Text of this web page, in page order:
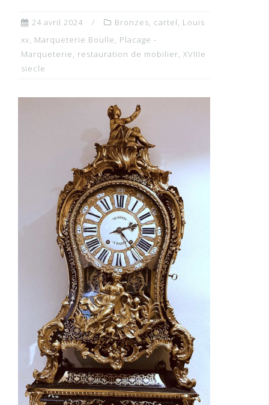
24 avril 2024 Bronzes, cartel, Louis
xv, Marqueterie Boulle, Placage -
Marqueterie, restauration de mobilier, XVIIIe
siecle